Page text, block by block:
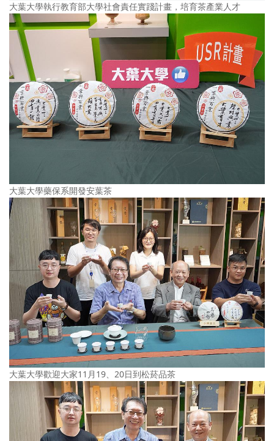
大葉大學執行教育部大學社會責任實踐計畫，培育茶產業人才
大葉大學藥保系開發安葉茶
大葉大學歡迎大家11月19、20日到松菸品茶